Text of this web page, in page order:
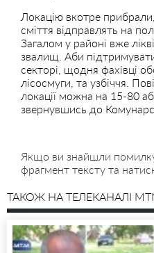
Локацію вкотре
сміття відправлять на
Загалом у районі вже
звалищ. Аби
секторі, щодня фахівці
лісосмуги, та узбіччя.
локації можна на 15-80
звернувшись до
Якщо ви знайшли
фрагмент тексту та
ТАКОЖ НА ТЕЛЕКАНАЛІ